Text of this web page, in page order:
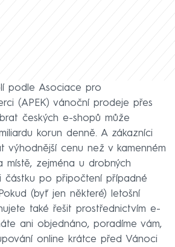
podle Asociace pro
(APEK) vánoční prodeje přes
českých e-shopů může
korun denně. A zákazníci
výhodnější cenu než v kamenném
zejména u drobných
částku po připočtení případné
(byť jen některé) letošní
také řešit prostřednictvím e-
ani objednáno, poradíme vám,
online krátce před Vánoci